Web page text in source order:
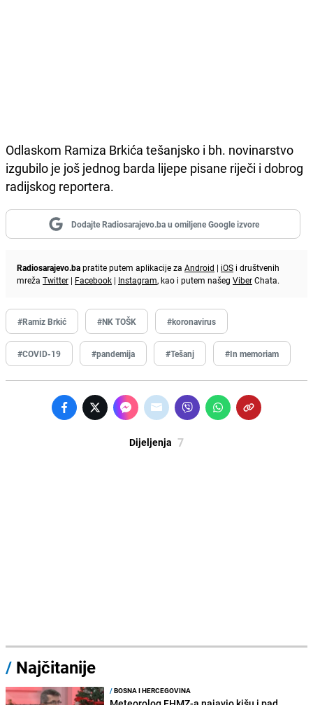
Odlaskom Ramiza Brkića tešanjsko i bh. novinarstvo
izgubilo je još jednog barda lijepe pisane riječi i dobrog
radijskog reportera.
Dodajte Radiosarajevo.ba u omiljene Google izvore
Radiosarajevo.bapratite putem aplikacije za Android | iOS i društvenih
mreža Twitter | Facebook | Instagram, kao i putem našeg ViberChata.
#Ramiz Brkić #NK TOŠK #koronavirus
#COVID-19 #pandemija #Tešanj #In memoriam
Dijeljenja 7
/ Najčitanije
/BOSNA I HERCEGOVINA